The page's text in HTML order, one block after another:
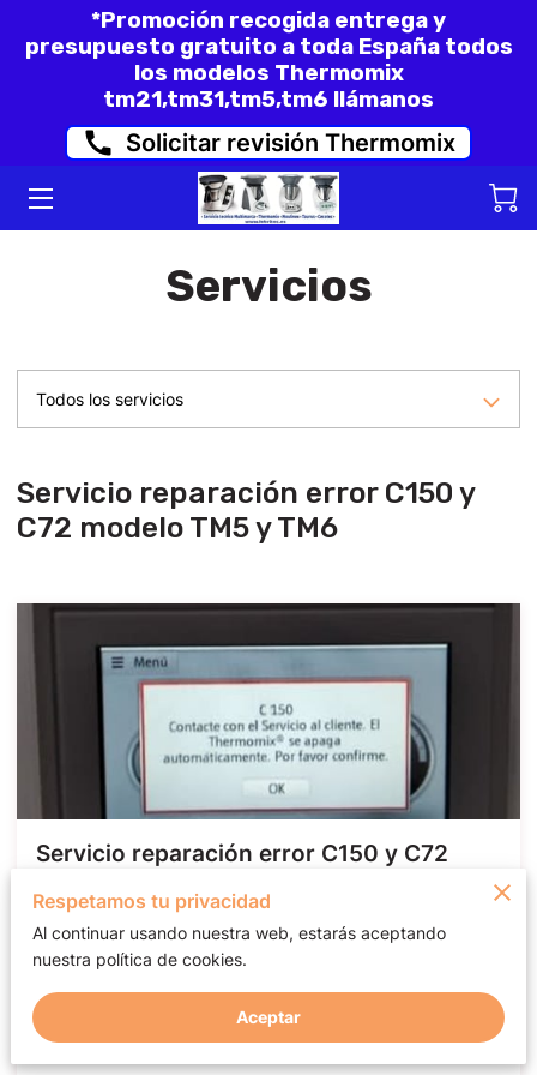
*Promoción recogida entrega y
presupuesto gratuito a toda España todos
los modelos Thermomix
tm21,tm31,tm5,tm6 llámanos
Solicitar revisión Thermomix
FORMULARIO PARA REVISAR SU
THERMOMIX O KOBOLD
THERMOMIX REACONDICIONADAS
REPARACION ERROR C150 Y C72
Servicios
Todos los servicios
Servicio reparación error C150 y
C72 modelo TM5 y TM6
Servicio reparación error C150 y C72
El error C150 en Thermomix
, especialmente
común en elmodelo TM5 y TM6, indica unfallo
grave en la placa interna electrónica
impide que el equipo arranque correctamente y
pueda utilizarse con normalidad.
Este problema suele …
Respetamos tu privacidad
Al continuar usando nuestra web, estarás aceptando
nuestra política de cookies.
Aceptar